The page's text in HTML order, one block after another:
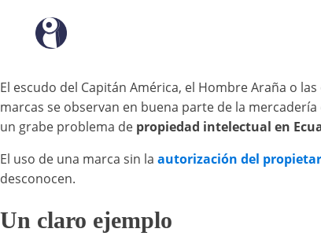
El escudo del Capitán América, el Hombre Araña o
marcas se observan en buena parte de la
un grabe problema de propiedad intelectual en
El uso de una marca sin la autorización del
desconocen.
Un claro ejemplo